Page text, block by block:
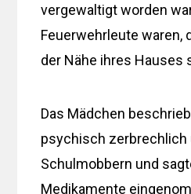
vergewaltigt worden
Feuerwehrleute waren,
der Nähe ihres Hauses
Das Mädchen
psychisch zerbrechlich
Schulmobbern und
Medikamente